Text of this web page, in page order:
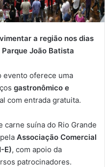
a região nos dias
Parque João Batista
evento oferece uma
gastronômico e
com entrada gratuita.
carne suína do Rio Grande
Associação Comercial
E), com apoio da
patrocinadores.